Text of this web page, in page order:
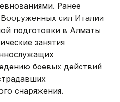
Ранее
сил Италии
подготовки в Алматы
занятия
боевых действий
снаряжения.